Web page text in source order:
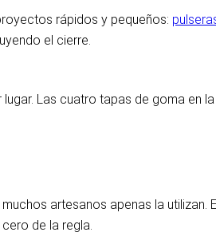
rápidos y pequeños:
el cierre.
Las cuatro tapas de goma en
artesanos apenas la
de la regla.